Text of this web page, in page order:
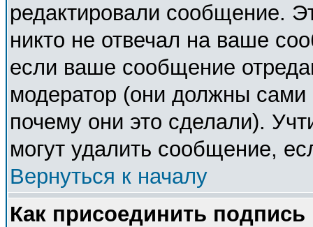
редактировали сообщение.
никто не отвечал на ваше
если ваше сообщение
модератор (они должны сами
почему они это сделали).
могут удалить сообщение,
Вернуться к началу
Как присоединить